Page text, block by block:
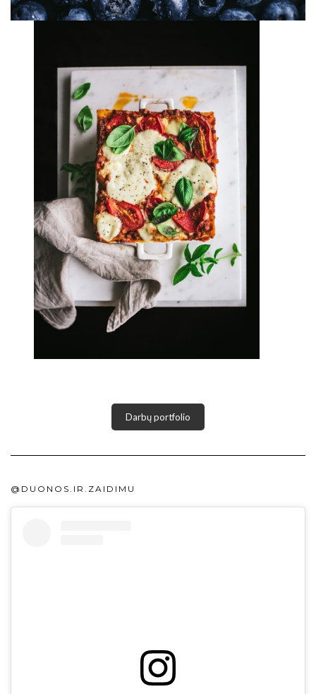
Darbų portfolio
@DUONOS.IR.ZAIDIMU